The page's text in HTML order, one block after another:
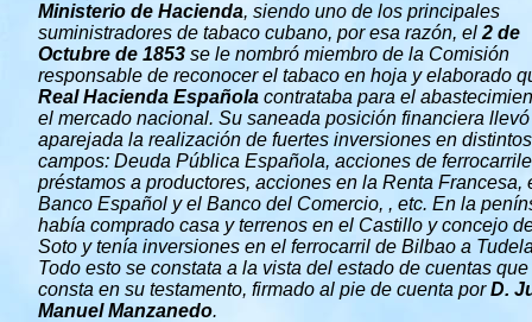
Ministerio de Hacienda, siendo uno de los principales
suministradores de tabaco cubano, por esa razón, el 2 de
Octubre de 1853 se le nombró miembro de la Comisión
responsable de reconocer el tabaco en hoja y elaborado
Real Hacienda Española contrataba para el
el mercado nacional. Su saneada posición financiera llevó
aparejada la realización de fuertes inversiones en distintos
campos: Deuda Pública Española, acciones de
préstamos a productores, acciones en la Renta Francesa,
Banco Español y el Banco del Comercio, , etc. En la
había comprado casa y terrenos en el Castillo y concejo
Soto y tenía inversiones en el ferrocarril de Bilbao a
Todo esto se constata a la vista del estado de cuentas que
consta en su testamento, firmado al pie de cuenta porD.
Manuel Manzanedo.